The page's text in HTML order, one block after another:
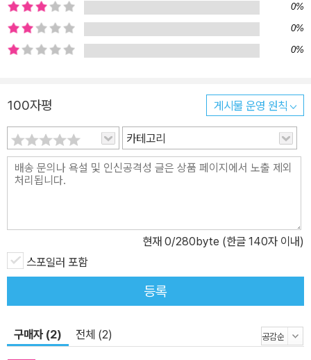
0%
0%
0%
100자평 게시물 운영 원칙
카테고리
현재 0/280byte (한글 140자 이내)
스포일러 포함
등록
구매자 (2) 전체 (2)